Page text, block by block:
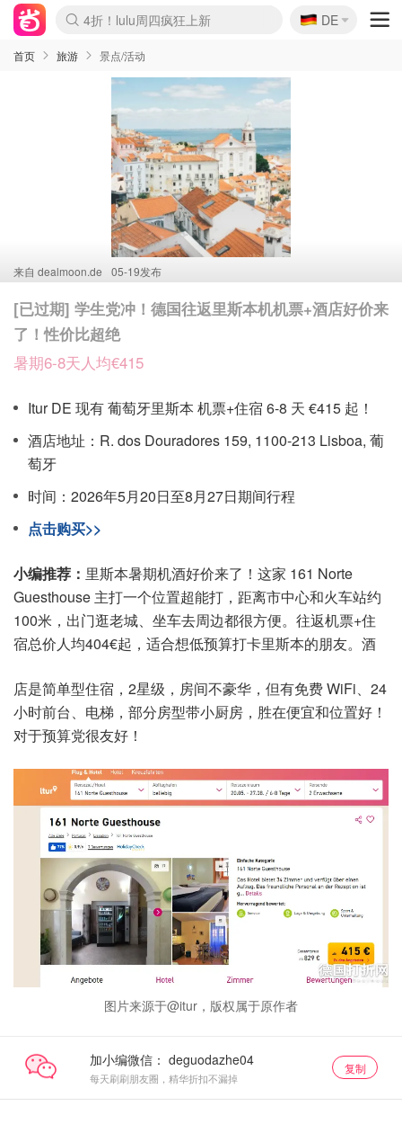
Boticinal 夏促开抢！
4折！lulu周四疯狂上新
还没结束！&OtherStories大促
Joybuy变相75折 随时失效
速领！Stanley独家85折
疑似霸哥！Camper额外叠85折
Zalando 奥莱闪促！每日更新
Moncler反季囤！5折起+叠9折
Coach Brooklyn仅€192
🇩🇪
DE
首页 旅游 景点/活动
来自 dealmoon.de 05-19发布
[已过期] 学生党冲！德国往返里斯本机机票+酒店好价来
了！性价比超绝
暑期6-8天人均€415
Itur DE 现有 葡萄牙里斯本 机票+住宿 6-8 天 €415 起！
酒店地址：R. dos Douradores 159, 1100-213 Lisboa, 葡
萄牙
时间：2026年5月20日至8月27日期间行程
点击购买>>
小编推荐： 里斯本暑期机酒好价来了！这家 161 Norte
Guesthouse 主打一个位置超能打，距离市中心和火车站约
100米，出门逛老城、坐车去周边都很方便。往返机票+住
宿总价人均404€起，适合想低预算打卡里斯本的朋友。酒
店是简单型住宿，2星级，房间不豪华，但有免费 WiFi、24
小时前台、电梯，部分房型带小厨房，胜在便宜和位置好！
对于预算党很友好！
图片来源于@itur，版权属于原作者
加小编微信：
每天刷刷朋友圈，精华折扣不漏掉
复制